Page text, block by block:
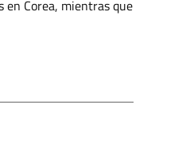
en Corea, mientras que